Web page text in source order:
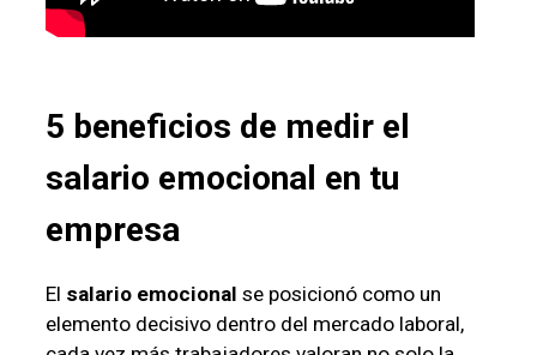
5 beneficios de medir el
salario emocional en tu
empresa
El salario emocional se posicionó como un
elemento decisivo dentro del mercado laboral,